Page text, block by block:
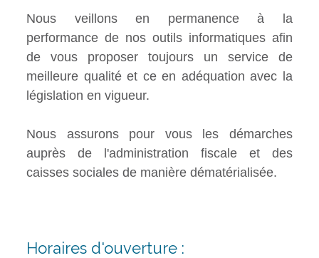
Nous veillons en permanence à la
performance de nos outils informatiques afin
de vous proposer toujours un service de
meilleure qualité et ce en adéquation avec la
législation en vigueur.
Nous assurons pour vous les démarches
auprès de l'administration fiscale et des
caisses sociales de manière dématérialisée.
Horaires d'ouverture :